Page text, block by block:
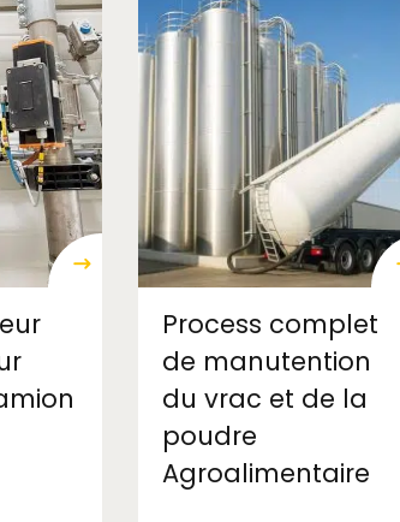
Process complet
de manutention
du vrac et de la
poudre
Agroalimentaire